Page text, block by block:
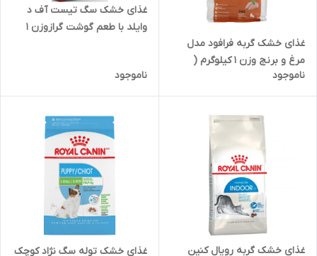
غذای خشک گربه فرافود مدل
مرغ و برنج وزن 1 کیلوگرم (
بسته بندی در زیپ کیپ پت
شاپ لئو ) به صورت فله
ناموجود
غذای خشک سگ تیست آف د
وایلد با طعم گوشت گرازوزن 1
ناموجود
غذای خشک گربه رویال کنین غذای خشک توله سگ نژاد کوچک